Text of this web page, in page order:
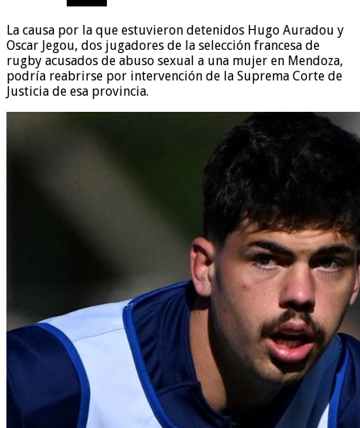
La causa por la que estuvieron detenidos Hugo Auradou y
Oscar Jegou, dos jugadores de la selección francesa de
rugby acusados de abuso sexual a una mujer en Mendoza,
podría reabrirse por intervención de la Suprema Corte de
Justicia de esa provincia.